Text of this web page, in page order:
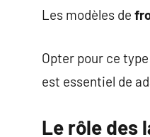
Les modèles de
Opter pour ce
est essentiel de
Le rôle des